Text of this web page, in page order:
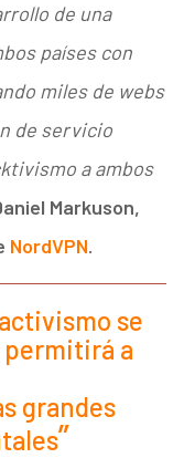
de una
países con
miles de webs
de servicio
a ambos
Markuson,
NordVPN.
se
permitirá a
grandes